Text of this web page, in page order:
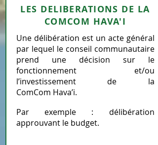
LES DELIBERATIONS DE LA
COMCOM HAVA'I
Une délibération est un acte général
par lequel le conseil communautaire
prend une décision sur le
fonctionnement et/ou
l’investissement de la
ComCom Hava’i.
Par exemple : délibération
approuvant le budget.